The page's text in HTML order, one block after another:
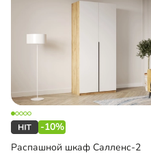
-10%
Распашной шкаф Салленс-2